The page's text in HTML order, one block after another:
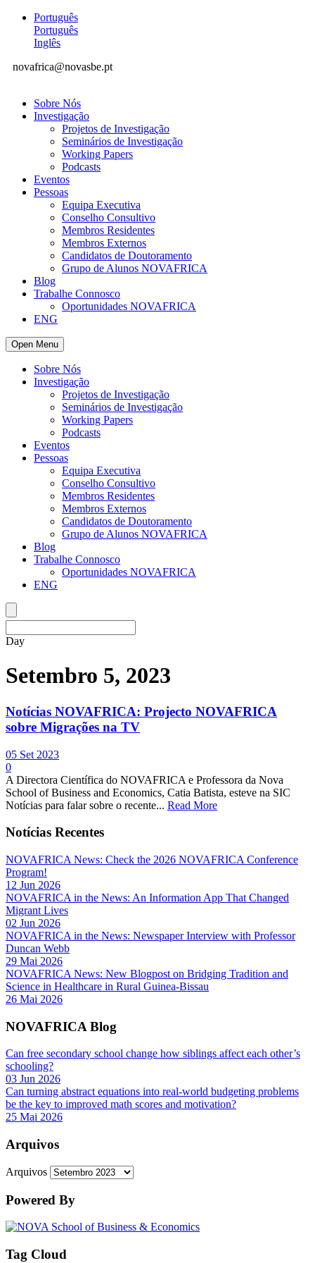
Português
Português
Inglês
novafrica@novasbe.pt
Sobre Nós
Investigação
Projetos de Investigação
Seminários de Investigação
Working Papers
Podcasts
Eventos
Pessoas
Equipa Executiva
Conselho Consultivo
Membros Residentes
Membros Externos
Candidatos de Doutoramento
Grupo de Alunos NOVAFRICA
Blog
Trabalhe Connosco
Oportunidades NOVAFRICA
ENG
Open Menu
Sobre Nós
Investigação
Projetos de Investigação
Seminários de Investigação
Working Papers
Podcasts
Eventos
Pessoas
Equipa Executiva
Conselho Consultivo
Membros Residentes
Membros Externos
Candidatos de Doutoramento
Grupo de Alunos NOVAFRICA
Blog
Trabalhe Connosco
Oportunidades NOVAFRICA
ENG
Day
Setembro 5, 2023
Notícias NOVAFRICA: Projecto NOVAFRICA
sobre Migrações na TV
05 Set 2023
0
A Directora Científica do NOVAFRICA e Professora da Nova
School of Business and Economics, Catia Batista, esteve na SIC
Notícias para falar sobre o recente... Read More
Notícias Recentes
NOVAFRICA News: Check the 2026 NOVAFRICA Conference
Program!
12 Jun 2026
NOVAFRICA in the News: An Information App That Changed
Migrant Lives
02 Jun 2026
NOVAFRICA in the News: Newspaper Interview with Professor
Duncan Webb
29 Mai 2026
NOVAFRICA News: New Blogpost on Bridging Tradition and
Science in Healthcare in Rural Guinea-Bissau
26 Mai 2026
NOVAFRICA Blog
Can free secondary school change how siblings affect each other’s
schooling?
03 Jun 2026
Can turning abstract equations into real-world budgeting problems
be the key to improved math scores and motivation?
25 Mai 2026
Arquivos
Arquivos
Powered By
Tag Cloud